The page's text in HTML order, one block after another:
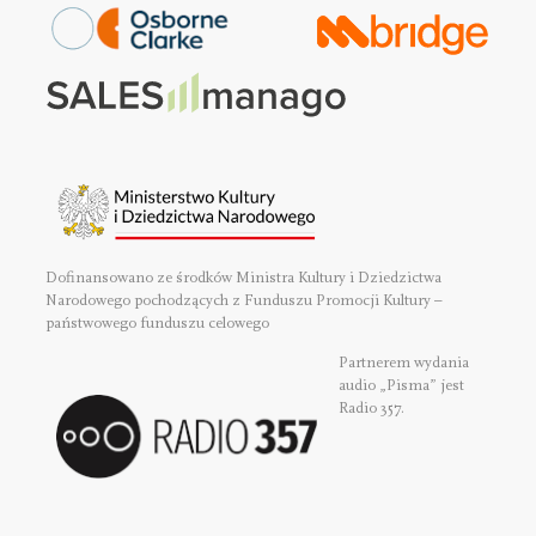
Dofinansowano ze środków Ministra Kultury i Dziedzictwa
Narodowego pochodzących z Funduszu Promocji Kultury –
państwowego funduszu celowego
Partnerem wydania
audio „Pisma” jest
Radio 357.